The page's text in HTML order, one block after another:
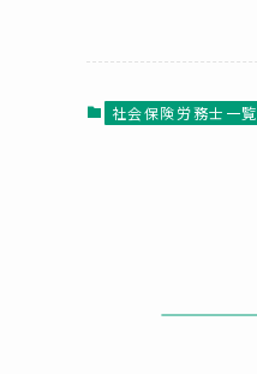
社会保険労務士一覧